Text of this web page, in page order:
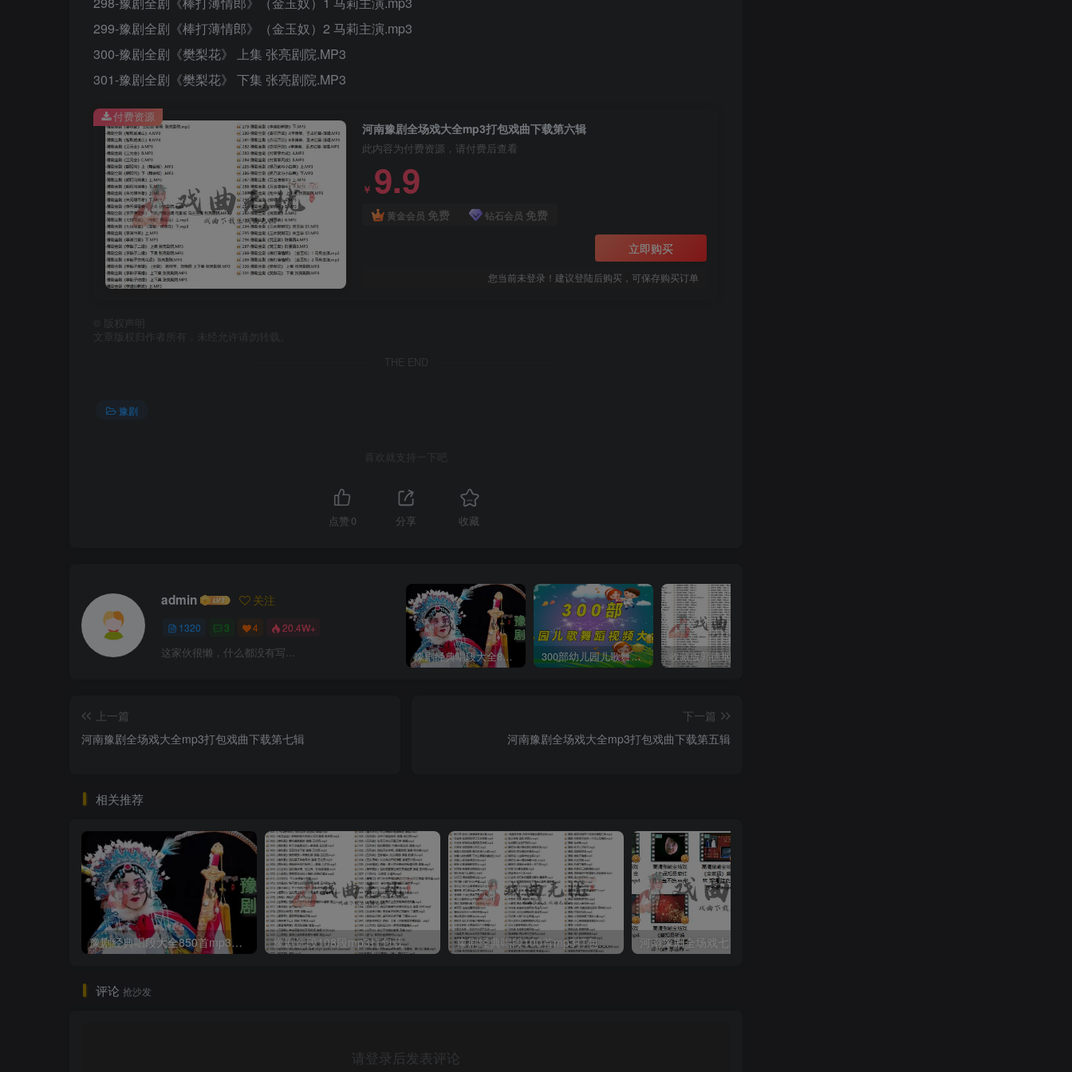
299-豫剧全剧《棒打薄情郎》（金玉奴）2 马莉主演.mp3
300-豫剧全剧《樊梨花》 上集 张亮剧院.MP3
301-豫剧全剧《樊梨花》 下集 张亮剧院.MP3
河南豫剧全场戏大全mp3打包戏曲下载第六辑
此内容为付费资源，请付费后查看
￥ 9.9
黄金会员 免费 钻石会员 免费
立即购买
您当前未登录！建议登陆后购买，可保存购买订单
付费资源
版权声明
文章版权归作者所有，未经允许请勿转载。
THE END
豫剧
喜欢就支持一下吧
点赞 0 分享 收藏
admin 关注
1320 3 4 20.4W+
这家伙很懒，什么都没有写... 豫剧经典唱段大全850首mp3打包戏曲下载 300部幼儿园儿歌舞蹈视频大合集
上一篇
河南豫剧全场戏大全mp3打包戏曲下载第七辑
下一篇
河南豫剧全场戏大全mp3打包戏曲下载第五辑
相关推荐
豫剧经典唱段大全850首mp3打包戏曲下载 豫剧选段108段mp3打包载 豫剧经典唱段100首mp3打包戏曲下载
评论 抢沙发
请登录后发表评论